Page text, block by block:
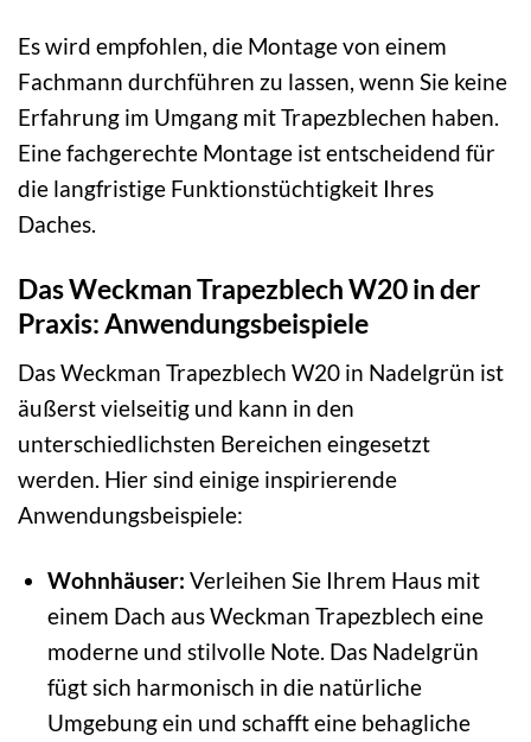
Es wird empfohlen, die Montage von einem
Fachmann durchführen zu lassen, wenn Sie keine
Erfahrung im Umgang mit Trapezblechen haben.
Eine fachgerechte Montage ist entscheidend für
die langfristige Funktionstüchtigkeit Ihres
Daches.
Das Weckman Trapezblech W20 in der
Praxis: Anwendungsbeispiele
Das Weckman Trapezblech W20 in Nadelgrün ist
äußerst vielseitig und kann in den
unterschiedlichsten Bereichen eingesetzt
werden. Hier sind einige inspirierende
Anwendungsbeispiele:
Wohnhäuser: Verleihen Sie Ihrem Haus mit
einem Dach aus Weckman Trapezblech eine
moderne und stilvolle Note. Das Nadelgrün
fügt sich harmonisch in die natürliche
Umgebung ein und schafft eine behagliche